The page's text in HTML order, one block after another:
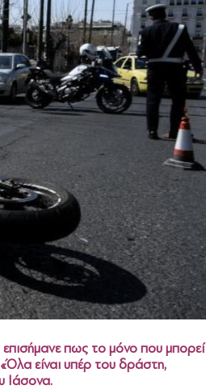
πως το μόνο που μπορεί
είναι υπέρ του δράστη,
Ιάσονα.